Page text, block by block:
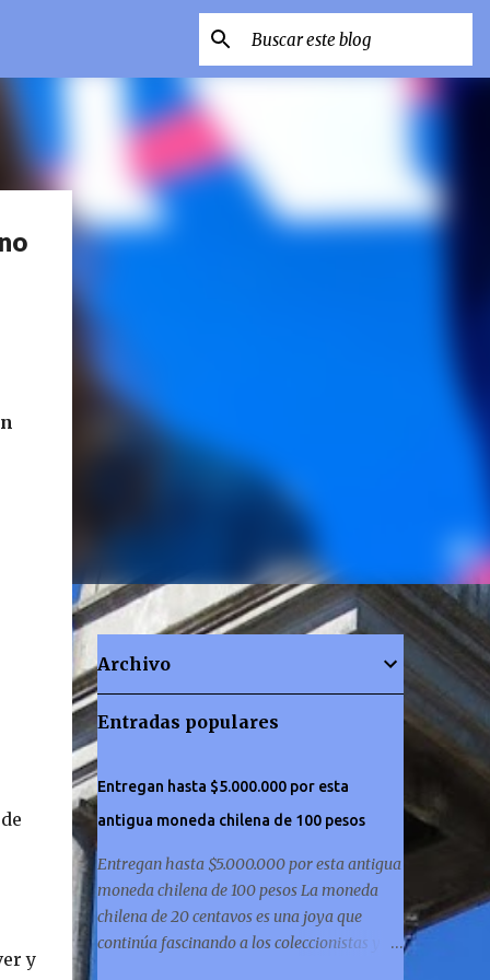
y
Archivo
Entradas populares
Entregan hasta $5.000.000 por esta
antigua moneda chilena de 100 pesos
Entregan hasta $5.000.000 por esta antigua
moneda chilena de 100 pesos La moneda
chilena de 20 centavos es una joya que
continúa fascinando a los coleccionistas y a